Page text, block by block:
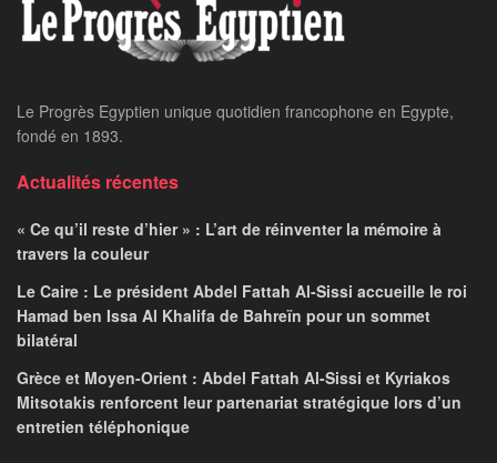
Le Progrès Egyptien unique quotidien francophone en Egypte,
fondé en 1893.
Actualités récentes
« Ce qu’il reste d’hier » : L’art de réinventer la mémoire à
travers la couleur
Le Caire : Le président Abdel Fattah Al-Sissi accueille le roi
Hamad ben Issa Al Khalifa de Bahreïn pour un sommet
bilatéral
Grèce et Moyen-Orient : Abdel Fattah Al-Sissi et Kyriakos
Mitsotakis renforcent leur partenariat stratégique lors d’un
entretien téléphonique